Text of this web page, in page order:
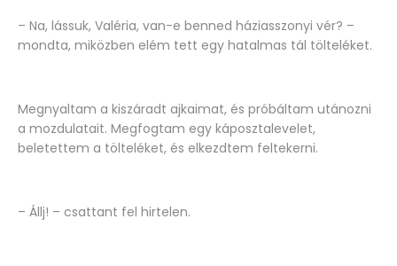
– Na, lássuk, Valéria, van-e benned háziasszonyi vér? –
mondta, miközben elém tett egy hatalmas tál tölteléket.
Megnyaltam a kiszáradt ajkaimat, és próbáltam utánozni
a mozdulatait. Megfogtam egy káposztalevelet,
beletettem a tölteléket, és elkezdtem feltekerni.
– Állj! – csattant fel hirtelen.